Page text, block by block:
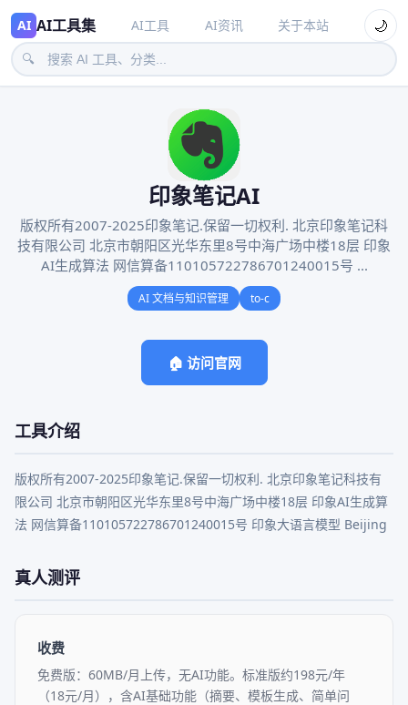
AI AI工具集
🔍
AI工具 AI资讯 关于本站 🌙
印象笔记AI
版权所有2007-2025印象笔记.保留一切权利. 北京印象笔记科
技有限公司 北京市朝阳区光华东里8号中海广场中楼18层 印象
AI生成算法 网信算备110105722786701240015号 ...
AI 文档与知识管理 to-c
🏠 访问官网
工具介绍
版权所有2007-2025印象笔记.保留一切权利. 北京印象笔记科技有
限公司 北京市朝阳区光华东里8号中海广场中楼18层 印象AI生成算
法 网信算备110105722786701240015号 印象大语言模型 Beijing
真人测评
收费
免费版：60MB/月上传，无AI功能。标准版约198元/年
（18元/月），含AI基础功能（摘要、模板生成、简单问